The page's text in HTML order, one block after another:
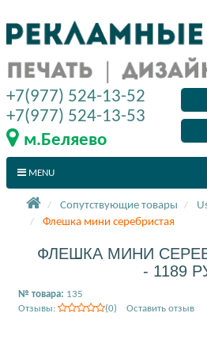
Сопутствующие товары
Флешка мини серебристая
ФЛЕШКА МИНИ
- 1189
№ товара: 135
Отзывы:
(0) Оставить отзыв
+7(977) 524-13-52
+7(977) 524-13-53
м.Беляево
MENU